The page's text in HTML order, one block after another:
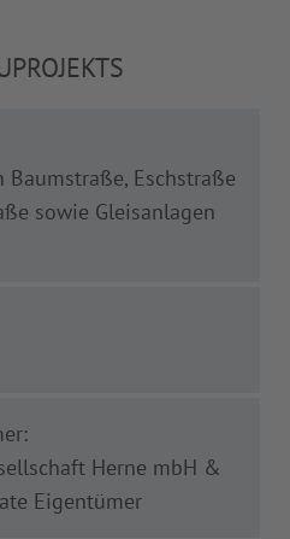
Baumstraße, Eschstraße
sowie Gleisanlagen
Herne mbH &
Eigentümer